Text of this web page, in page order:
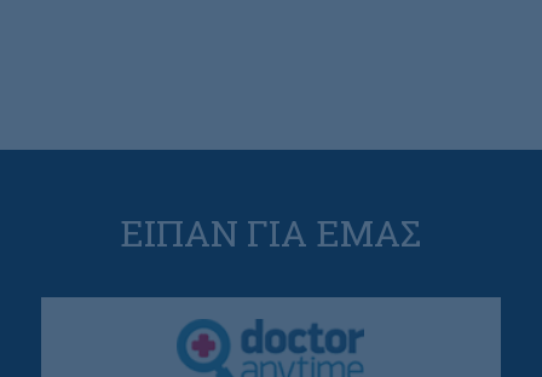
ΕΙΠΑΝ ΓΙΑ ΕΜΑΣ